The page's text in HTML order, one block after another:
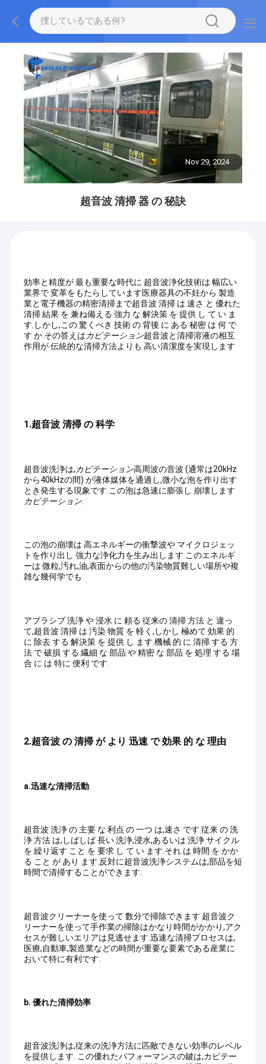
Nov 29, 2024
超音波 清掃 器 の 秘訣
効率と精度が 最も重要な時代に 超音波浄化技術は 幅広い
業界で 変革をもたらしています医療器具の不妊から 製造
業と電子機器の精密清掃まで超音波 清掃 は 速さ と 優れた
清掃 結果 を 兼ね備える 強力 な 解決策 を 提供 し て い ま
す.しかし,この 驚くべき 技術 の 背後 に ある 秘密 は 何 で
す か.その答えは カビテーション超音波と清掃溶液の相互
作用が 伝統的な清掃方法よりも 高い清潔度を実現します
1.超音波 清掃 の 科学
超音波洗浄は,カビテーション高周波の音波 (通常は20kHz
から40kHzの間) が液体媒体を通過し,微小な泡を作り出す
とき発生する現象です.この泡は急速に膨張し 崩壊します
カビテーション.
この泡の崩壊は 高エネルギーの衝撃波や マイクロジェッ
トを作り出し 強力な浄化力を生み出します このエネルギ
ーは 微粒,汚れ,油,表面からの他の汚染物質難しい場所や複
雑な幾何学でも
アブラシブ 洗浄 や 浸水 に 頼る 従来の 清掃 方法 と 違っ
て,超音波 清掃 は 汚染 物質 を 軽く,しかし 極めて 効果 的
に 除去 する 解決策 を 提供 し ます.機械 的 に 清掃 する 方
法 で 破損 する 繊細 な 部品 や 精密 な 部品 を 処理 する 場
合 に は 特に 便利 です.
2.超音波 の 清掃 が より 迅速 で 効果 的 な 理由
a.迅速な清掃活動
超音波 洗浄 の 主要 な 利点 の 一つ は,速さ です.従来 の 洗
浄 方法 は,しばしば 長い 洗浄,浸水,あるいは 洗浄 サイクル
を 繰り返す こと を 要求 し て い ます.それ は 時間 を かか
る こと が あり ます.反対に超音波洗浄システムは,部品を短
時間で清掃することができます.
超音波クリーナーを使って 数分で掃除できます 超音波ク
リーナーを使って手作業の掃除はかなり時間がかかり,アク
セスが難しいエリアは見逃せます.迅速な清掃プロセスは,
医療,自動車,製造業などの時間が重要な要素である産業に
おいて特に有利です.
b. 優れた清掃効率
超音波洗浄は,従来の洗浄方法に匹敵できない効率のレベル
を提供します. この優れたパフォーマンスの鍵は,カビテー